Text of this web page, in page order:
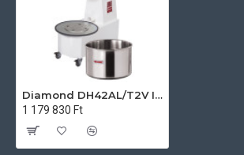
Diamond DH42AL/T2V Ipari konyhai előkészítés
1 179 830 Ft